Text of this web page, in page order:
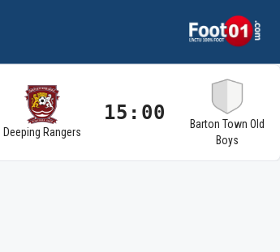
Deeping Rangers
15:00
Barton Town Old
Boys